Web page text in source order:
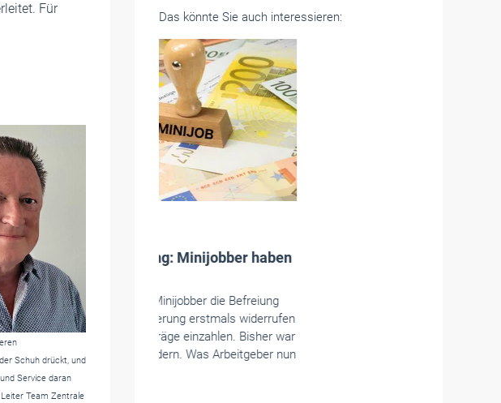
Für
Schuh drückt, und
Service daran
Team Zentrale
Das könnte Sie auch interessieren:
Kamingespräch mit DGB-NRW-
Die Arbeitnehmer-Vizepräsidentinnen und
Vizepräsidenten der NRW-Handwerkskammern
diskutierten mit Thorben Albrecht, Vorsitzender
des DGB NRW, über die